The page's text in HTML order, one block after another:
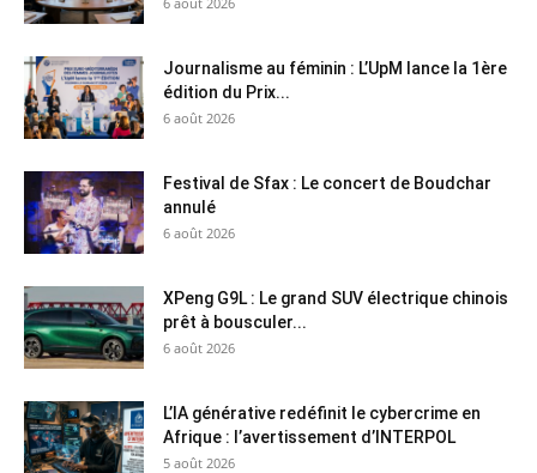
Journalisme au féminin : L’UpM lance la 1ère
édition du Prix...
6 août 2026
Festival de Sfax : Le concert de Boudchar
annulé
6 août 2026
XPeng G9L : Le grand SUV électrique chinois
prêt à bousculer...
6 août 2026
L’IA générative redéfinit le cybercrime en
Afrique : l’avertissement d’INTERPOL
5 août 2026